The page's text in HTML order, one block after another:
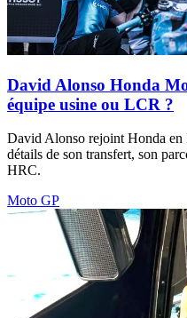
David Alonso Honda
équipe usine ou LCR ?
David Alonso rejoint Honda
détails de son transfert, son
HRC.
Moto GP